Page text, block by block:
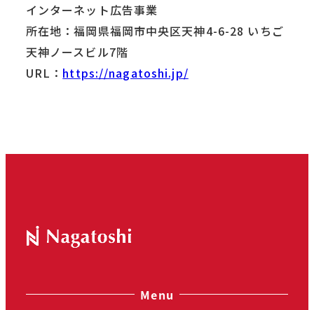
インターネット広告事業
所在地：福岡県福岡市中央区天神4-6-28 いちご
天神ノースビル7階
URL： https://nagatoshi.jp/
Menu